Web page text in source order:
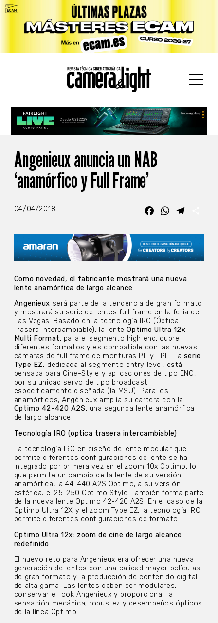
Angenieux anuncia un NAB
‘anamórfico y Full Frame’
04/04/2018 FacebookWhatsApp
Como novedad, el fabricante mostrará una nueva
lente anamórfica de largo alcance
Angenieux será parte de la tendencia de gran formato
y mostrará su serie de lentes full frame en la feria de
Las Vegas. Basado en la tecnología IRO (Óptica
Trasera Intercambiable), la lente Optimo Ultra 12x
Multi Format, para el segmento high end, cubre
diferentes formatos y es compatible con las nuevas
cámaras de full frame de monturas PL y LPL. La serie
Type EZ, dedicada al segmento entry level, está
pensada para Cine-Style y aplicaciones de tipo ENG,
por su unidad servo de tipo broadcast
específicamente diseñada (la MSU). Para los
anamórficos, Angénieux amplía su cartera con la
Optimo 42-420 A2S, una segunda lente anamórfica
de largo alcance.
Tecnología IRO (óptica trasera intercambiable)
La tecnología IRO en diseño de lente modular que
permite diferentes configuraciones de lente se ha
integrado por primera vez en el zoom 10x Optimo, lo
que permite un cambio de la lente de su versión
anamórfica, la 44-440 A2S Optimo, a su versión
esférica, el 25-250 Optimo Style. También forma parte
de la nueva lente Optimo 42-420 A2S. En el caso de la
Optimo Ultra 12X y el zoom Type EZ, la tecnología IRO
permite diferentes configuraciones de formato.
Optimo Ultra 12x: zoom de cine de largo alcance
redefinido
El nuevo reto para Angenieux era ofrecer una nueva
generación de lentes con una calidad mayor películas
de gran formato y la producción de contenido digital
de alta gama. Las lentes deben ser modulares,
conservar el look Angenieux y proporcionar la
sensación mecánica, robustez y desempeños ópticos
de la línea Optimo.